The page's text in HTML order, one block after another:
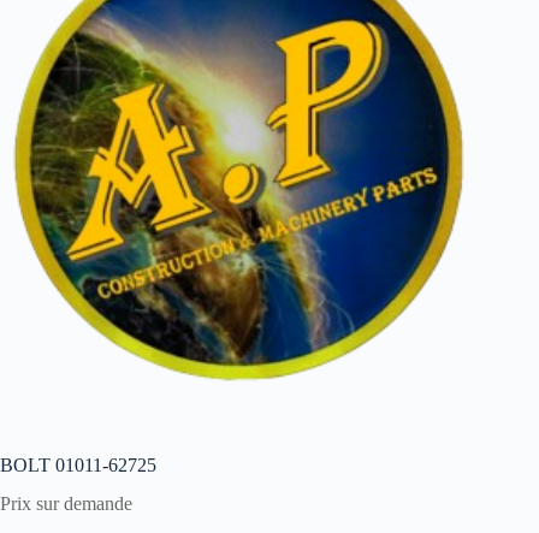
BOLT 01011-62725
Prix sur demande